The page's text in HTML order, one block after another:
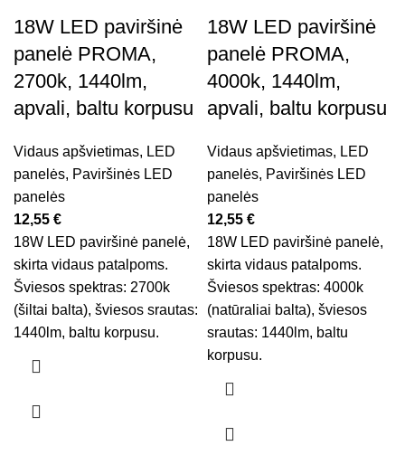
18W LED paviršinė
panelė PROMA,
2700k, 1440lm,
apvali, baltu korpusu
Vidaus apšvietimas, LED
panelės, Paviršinės LED
panelės
12,55 €
18W LED paviršinė panelė,
skirta vidaus patalpoms.
Šviesos spektras: 2700k
(šiltai balta), šviesos srautas:
1440lm, baltu korpusu.
18W LED paviršinė
panelė PROMA,
4000k, 1440lm,
apvali, baltu korpusu
Vidaus apšvietimas, LED
panelės, Paviršinės LED
panelės
12,55 €
18W LED paviršinė panelė,
skirta vidaus patalpoms.
Šviesos spektras: 4000k
(natūraliai balta), šviesos
srautas: 1440lm, baltu
korpusu.